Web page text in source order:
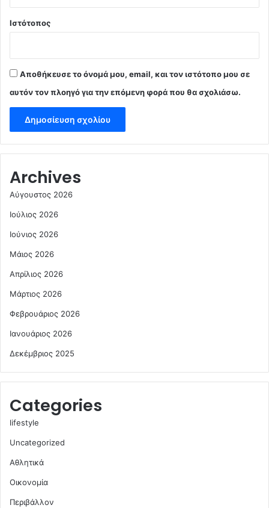
Ιστότοπος
Αποθήκευσε το όνομά μου, email, και τον ιστότοπο μου σε
αυτόν τον πλοηγό για την επόμενη φορά που θα σχολιάσω.
Archives
Αύγουστος 2026
Ιούλιος 2026
Ιούνιος 2026
Μάιος 2026
Απρίλιος 2026
Μάρτιος 2026
Φεβρουάριος 2026
Ιανουάριος 2026
Δεκέμβριος 2025
Categories
lifestyle
Uncategorized
Αθλητικά
Οικονομία
Περιβάλλον